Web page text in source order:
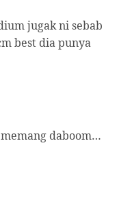
jugak ni sebab
best dia punya
daboom…